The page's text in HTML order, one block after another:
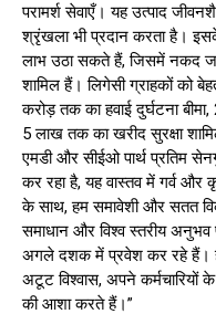
परामर्श सेवाएँ। यह उत्पाद
श्रृंखला भी प्रदान करता है।
लाभ उठा सकते हैं, जिसमें नकद
शामिल हैं। लिगेसी ग्राहकों को
करोड़ तक का हवाई दुर्घटना
₹5 लाख तक का खरीद सुरक्षा
एमडी और सीईओ पार्थ प्रतिम
कर रहा है, यह वास्तव में गर्व और
के साथ, हम समावेशी और सतत
समाधान और विश्व स्तरीय
अगले दशक में प्रवेश कर रहे हैं।
अटूट विश्वास, अपने कर्मचारियों
की आशा करते हैं।”